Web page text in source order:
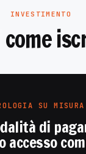
INVESTIMENTO
SU
di
accesso